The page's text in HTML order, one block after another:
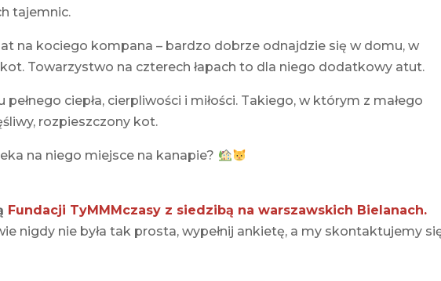
tajemnic.
na kociego kompana – bardzo dobrze odnajdzie się w domu, w
Towarzystwo na czterech łapach to dla niego dodatkowy atut.
ciepła, cierpliwości i miłości. Takiego, w którym z małego
rozpieszczony kot.
na niego miejsce na kanapie?
Fundacji TyMMMczasy z siedzibą na warszawskich Bielanach.
nigdy nie była tak prosta, wypełnij ankietę, a my skontaktujemy